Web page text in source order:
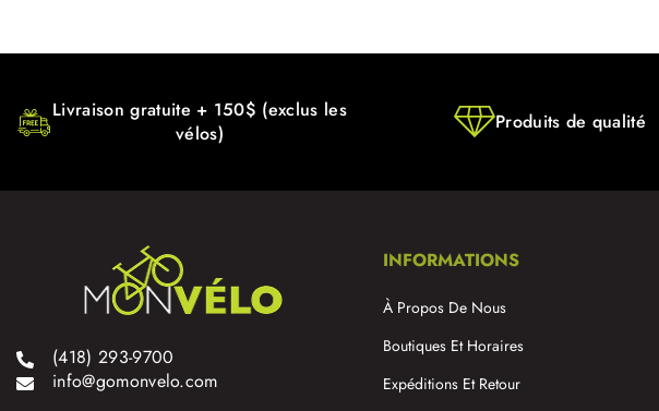
Livraison gratuite + 150$ (exclus les
vélos)
Produits de qualité
(418) 293-9700
info@gomonvelo.com
INFORMATIONS
À Propos De Nous
Boutiques Et Horaires
Expéditions Et Retour